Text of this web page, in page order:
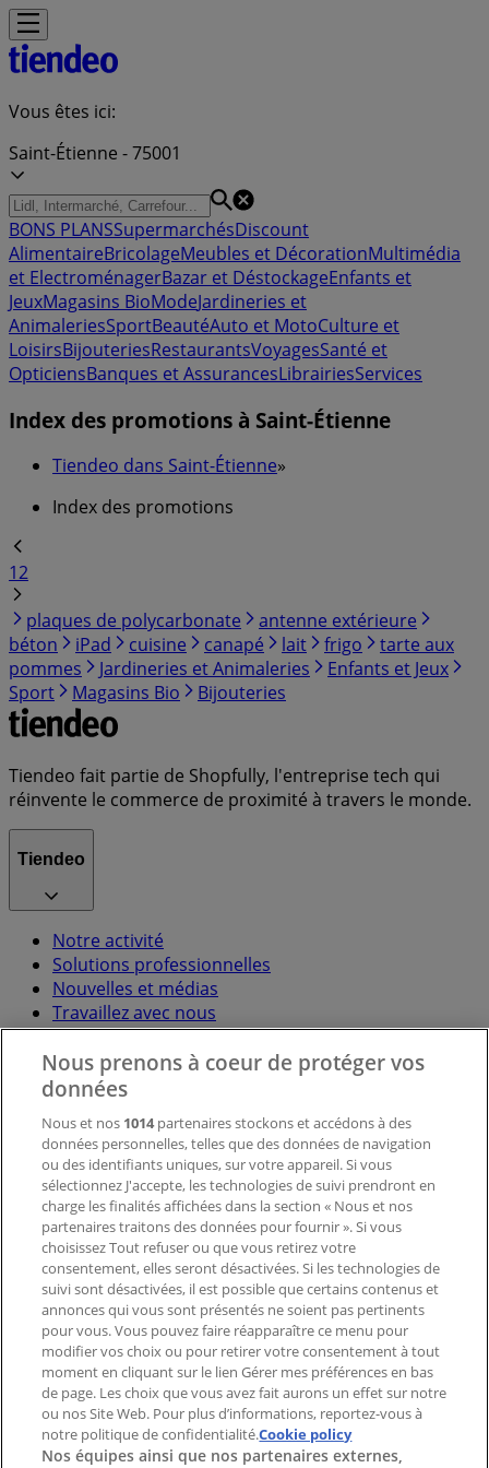
Vous êtes ici:
Saint-Étienne - 75001
BONS PLANSSupermarchésDiscount
AlimentaireBricolageMeubles et DécorationMultimédia
et ElectroménagerBazar et DéstockageEnfants et
JeuxMagasins BioModeJardineries et
AnimaleriesSportBeautéAuto et MotoCulture et
LoisirsBijouteriesRestaurantsVoyagesSanté et
OpticiensBanques et AssurancesLibrairiesServices
Index des promotions à Saint-Étienne
Tiendeo dans Saint-Étienne»
Index des promotions
12
plaques de polycarbonate
antenne extérieure
béton
iPad cuisine canapé lait frigo
tarte aux
pommes
Jardineries et Animaleries
Enfants et Jeux
Sport
Magasins Bio Bijouteries
Tiendeo fait partie de Shopfully, l'entreprise tech qui
réinvente le commerce de proximité à travers le monde.
Tiendeo
Notre activité
Solutions professionnelles
Nouvelles et médias
Travaillez avec nous
Contactez-nous
Demande marketing et professionnelle
Magasin mal situé sur la carte
Signaler un prospectus
Vous rencontrez un problème technique sur l’appli
ou le site?
Index
Marques
Marques locales
Enseignes
Commerces à proximité
Nous prenons à coeur de protéger vos
données
Nous et nos 1014partenaires stockons et accédons à des
données personnelles, telles que des données de navigation
ou des identifiants uniques, sur votre appareil. Si vous
sélectionnez J'accepte, les technologies de suivi prendront en
charge les finalités affichées dans la section « Nous et nos
partenaires traitons des données pour fournir ». Si vous
choisissez Tout refuser ou que vous retirez votre
consentement, elles seront désactivées. Si les technologies de
suivi sont désactivées, il est possible que certains contenus et
annonces qui vous sont présentés ne soient pas pertinents
pour vous. Vous pouvez faire réapparaître ce menu pour
modifier vos choix ou pour retirer votre consentement à tout
moment en cliquant sur le lien Gérer mes préférences en bas
de page. Les choix que vous avez fait aurons un effet sur notre
ou nos Site Web. Pour plus d’informations, reportez-vous à
notre politique de confidentialité.Cookie policy
Nos équipes ainsi que nos partenaires externes,